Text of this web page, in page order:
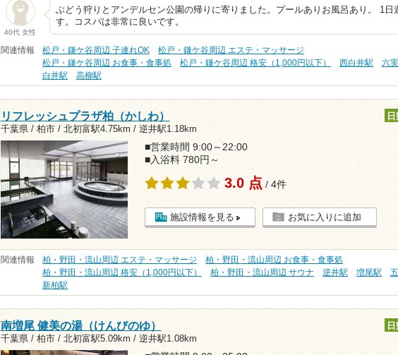
40代 女性
ぶどう狩りとアンデルセン公園の帰りに寄りました。プールありお風呂あり。 1日
す。コスパは非常に良いです。
関連情報 松戸・鎌ケ谷周辺 子連れOK
松戸・鎌ケ谷周辺 エステ・マッサージ
松戸・鎌ケ谷周辺 お食事・食事処
松戸・鎌ケ谷周辺 格安（1,000円以下） 西白井駅
六
白井駅
高柳駅
リフレッシュプラザ柏（かしわ）
千葉県 / 柏市 / 北初富駅4.75km / 逆井駅1.18km
■営業時間 9:00～22:00
■入浴料 780円～
3.0 点 / 4件
施設情報を見る お気に入りに追加
関連情報 柏・野田・流山周辺 エステ・マッサージ
柏・野田・流山周辺 お食事・食事処
柏・野田・流山周辺 格安（1,000円以下）
柏・野田・流山周辺 サウナ 逆井駅 増尾駅
新柏駅
南増尾 健美の湯（けんびのゆ）
千葉県 / 柏市 / 北初富駅5.09km / 逆井駅1.08km